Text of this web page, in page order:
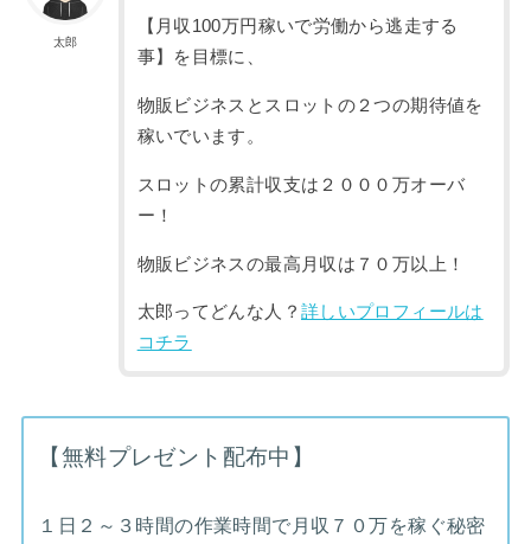
太郎
【月収100万円稼いで労働から逃走する
事】を目標に、
物販ビジネスとスロットの２つの期待値を
稼いでいます。
スロットの累計収支は２０００万オーバ
ー！
物販ビジネスの最高月収は７０万以上！
太郎ってどんな人？ 詳しいプロフィールは
コチラ
【無料プレゼント配布中】
１日２～３時間の作業時間で月収７０万を稼ぐ秘密